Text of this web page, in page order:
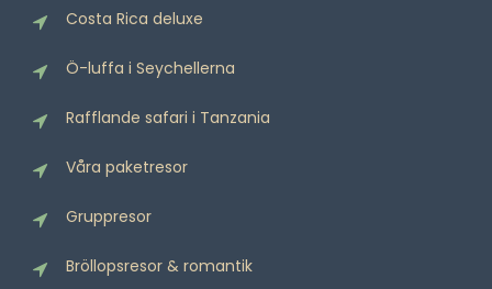
Costa Rica deluxe
Ö-luffa i Seychellerna
Rafflande safari i Tanzania
Våra paketresor
Gruppresor
Bröllopsresor & romantik